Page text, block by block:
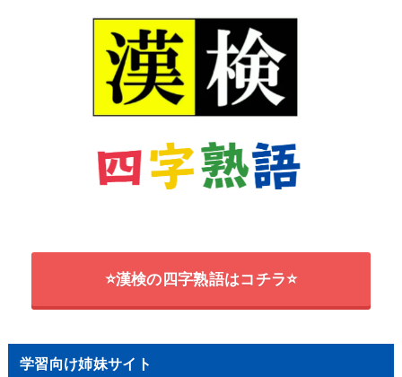
⭐漢検の四字熟語はコチラ⭐
学習向け姉妹サイト